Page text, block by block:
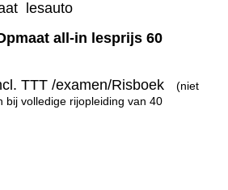
lesauto
all-in lesprijs 60
TTT /examen/Risboek(niet
bij volledige rijopleiding van 40